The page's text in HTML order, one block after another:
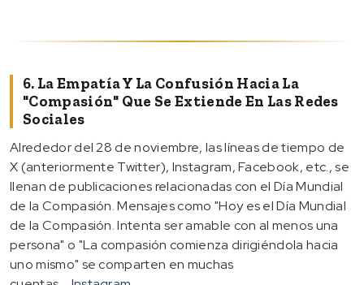
6. La Empatía Y La Confusión Hacia La
"compasión" Que Se Extiende En Las Redes
Sociales
Alrededor del 28 de noviembre, las líneas de tiempo de
X (anteriormente Twitter), Instagram, Facebook, etc., se
llenan de publicaciones relacionadas con el Día Mundial
de la Compasión. Mensajes como "Hoy es el Día Mundial
de la Compasión. Intenta ser amable con al menos una
persona" o "La compasión comienza dirigiéndola hacia
uno mismo" se comparten en muchas